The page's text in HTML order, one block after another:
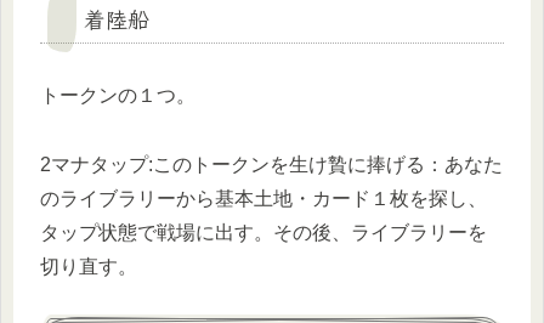
着陸船
トークンの１つ。
2マナタップ:このトークンを生け贄に捧げる：あなた
のライブラリーから基本土地・カード１枚を探し、
タップ状態で戦場に出す。その後、ライブラリーを
切り直す。